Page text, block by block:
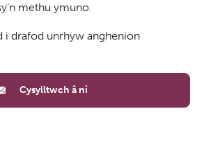
methu ymuno.
i drafod unrhyw anghenion
Cysylltwch â ni